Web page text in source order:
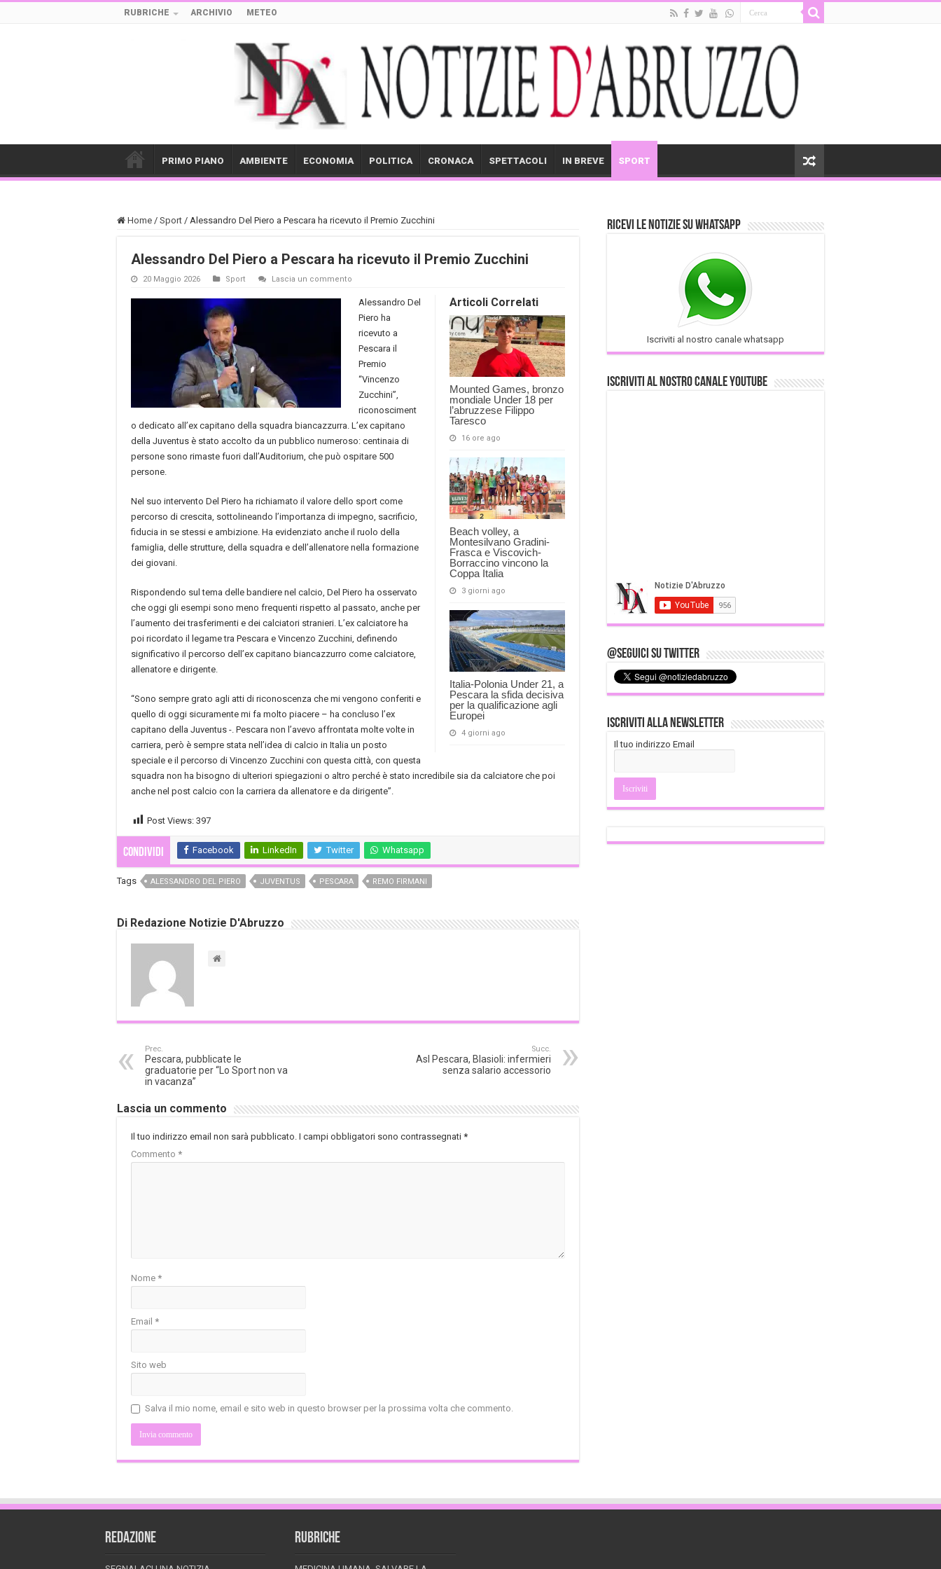
RUBRICHE ARCHIVIO METEO
PRIMO PIANO AMBIENTE ECONOMIA POLITICA CRONACA SPETTACOLI IN BREVE SPORT
Home / Sport / Alessandro Del Piero a Pescara ha ricevuto il Premio Zucchini
Alessandro Del Piero a Pescara ha ricevuto il Premio Zucchini
20 Maggio 2026 Sport Lascia un commento
Articoli Correlati
Mounted Games, bronzo
mondiale Under 18 per
l’abruzzese Filippo
Taresco
16 ore ago
Beach volley, a
Montesilvano Gradini-
Frasca e Viscovich-
Borraccino vincono la
Coppa Italia
3 giorni ago
Italia-Polonia Under 21, a
Pescara la sfida decisiva
per la qualificazione agli
Europei
4 giorni ago
Alessandro Del
Piero ha
ricevuto a
Pescara il
Premio
“Vincenzo
Zucchini”,
riconosciment
o dedicato all’ex capitano della squadra biancazzurra. L’ex capitano
della Juventus è stato accolto da un pubblico numeroso: centinaia di
persone sono rimaste fuori dall’Auditorium, che può ospitare 500
persone.
Nel suo intervento Del Piero ha richiamato il valore dello sport come
percorso di crescita, sottolineando l’importanza di impegno, sacrificio,
fiducia in se stessi e ambizione. Ha evidenziato anche il ruolo della
famiglia, delle strutture, della squadra e dell’allenatore nella formazione
dei giovani.
Rispondendo sul tema delle bandiere nel calcio, Del Piero ha osservato
che oggi gli esempi sono meno frequenti rispetto al passato, anche per
l’aumento dei trasferimenti e dei calciatori stranieri. L’ex calciatore ha
poi ricordato il legame tra Pescara e Vincenzo Zucchini, definendo
significativo il percorso dell’ex capitano biancazzurro come calciatore,
allenatore e dirigente.
“Sono sempre grato agli atti di riconoscenza che mi vengono conferiti e
quello di oggi sicuramente mi fa molto piacere – ha concluso l’ex
capitano della Juventus -. Pescara non l’avevo affrontata molte volte in
carriera, però è sempre stata nell’idea di calcio in Italia un posto
speciale e il percorso di Vincenzo Zucchini con questa città, con questa
squadra non ha bisogno di ulteriori spiegazioni o altro perché è stato incredibile sia da calciatore che poi
anche nel post calcio con la carriera da allenatore e da dirigente”.
Post Views: 397
Condividi Facebook LinkedIn Twitter Whatsapp
Tags ALESSANDRO DEL PIERO JUVENTUS PESCARA REMO FIRMANI
Di Redazione Notizie D'Abruzzo
Prec.
Pescara, pubblicate le
graduatorie per “Lo Sport non va
in vacanza”
Succ.
Asl Pescara, Blasioli: infermieri
senza salario accessorio
Lascia un commento
Il tuo indirizzo email non sarà pubblicato. I campi obbligatori sono contrassegnati *
Commento *
Nome *
Email *
Sito web
Salva il mio nome, email e sito web in questo browser per la prossima volta che commento.
Ricevi le notizie su Whatsapp
Iscriviti al nostro canale whatsapp
Iscriviti al nostro Canale Youtube
@Seguici su Twitter
Iscriviti alla Newsletter
Il tuo indirizzo Email
REDAZIONE RUBRICHE